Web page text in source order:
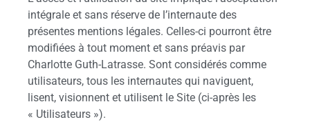
intégrale et sans réserve de l’internaute des
présentes mentions légales. Celles-ci pourront être
modifiées à tout moment et sans préavis par
Charlotte Guth-Latrasse. Sont considérés comme
utilisateurs, tous les internautes qui naviguent,
lisent, visionnent et utilisent le Site (ci-après les
« Utilisateurs »).